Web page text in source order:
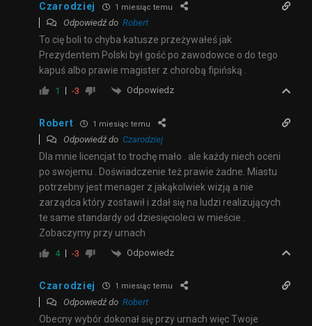
Czarodziej 1 miesiąc temu
Odpowiedź do Robert
To cię boli to chyba katusze przeżywałeś jak
Prezydentem Polski był gość po zawodowce o do tego
kapuś albo prawie magister z chorobą fipińską .
1 -3 Odpowiedz
Robert 1 miesiąc temu
Odpowiedź do Czarodziej
Dla mnie licencjat to trochę mało . ale każdy niech oceni
po swojemu . Doświadczenie też prawie żadne. Miastu
potrzebny jest menager z jakąkolwiek wizją a nie
zarządca który zostawił i zdał się na ludzi realizujących
te same standardy od dziesięcioleci w mieście .
Zobaczymy przy urnach
4 -3 Odpowiedz
Czarodziej 1 miesiąc temu
Odpowiedź do Robert
Obecny wybór dokonał się przy urnach więc Twoje